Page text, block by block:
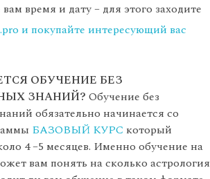
время и дату – для этого заходите
и покупайте интересующий вас
ОБУЧЕНИЕ БЕЗ
ЗНАНИЙ? Обучение без
обязательно начинается со
БАЗОВЫЙ КУРС который
4 –5 месяцев. Именно обучение на
вам понять на сколько астрология